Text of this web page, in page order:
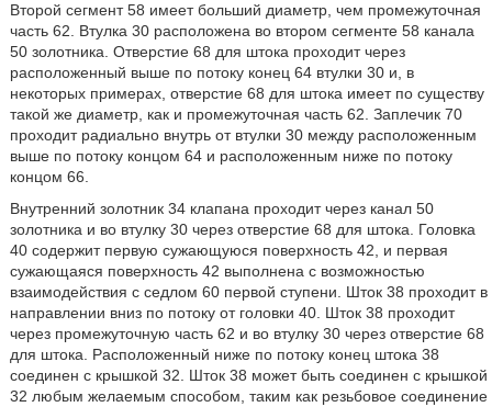
Второй сегмент 58 имеет больший диаметр, чем промежуточная
часть 62. Втулка 30 расположена во втором сегменте 58 канала
50 золотника. Отверстие 68 для штока проходит через
расположенный выше по потоку конец 64 втулки 30 и, в
некоторых примерах, отверстие 68 для штока имеет по существу
такой же диаметр, как и промежуточная часть 62. Заплечик 70
проходит радиально внутрь от втулки 30 между расположенным
выше по потоку концом 64 и расположенным ниже по потоку
концом 66.
Внутренний золотник 34 клапана проходит через канал 50
золотника и во втулку 30 через отверстие 68 для штока. Головка
40 содержит первую сужающуюся поверхность 42, и первая
сужающаяся поверхность 42 выполнена с возможностью
взаимодействия с седлом 60 первой ступени. Шток 38 проходит в
направлении вниз по потоку от головки 40. Шток 38 проходит
через промежуточную часть 62 и во втулку 30 через отверстие 68
для штока. Расположенный ниже по потоку конец штока 38
соединен с крышкой 32. Шток 38 может быть соединен с крышкой
32 любым желаемым способом, таким как резьбовое соединение